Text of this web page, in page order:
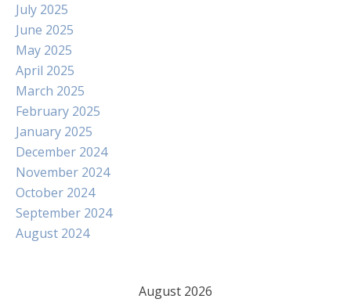
July 2025
June 2025
May 2025
April 2025
March 2025
February 2025
January 2025
December 2024
November 2024
October 2024
September 2024
August 2024
August 2026